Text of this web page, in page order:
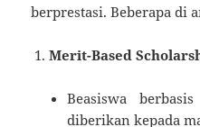
berprestasi. Beberapa di
Merit-Based
Beasiswa
diberikan kepada